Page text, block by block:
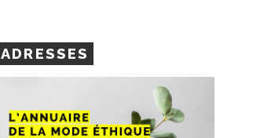
ADRESSES